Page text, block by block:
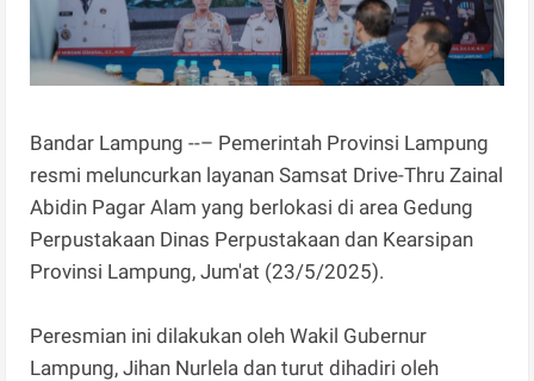
Bandar Lampung --– Pemerintah Provinsi Lampung
resmi meluncurkan layanan Samsat Drive-Thru Zainal
Abidin Pagar Alam yang berlokasi di area Gedung
Perpustakaan Dinas Perpustakaan dan Kearsipan
Provinsi Lampung, Jum'at (23/5/2025).
Peresmian ini dilakukan oleh Wakil Gubernur
Lampung, Jihan Nurlela dan turut dihadiri oleh